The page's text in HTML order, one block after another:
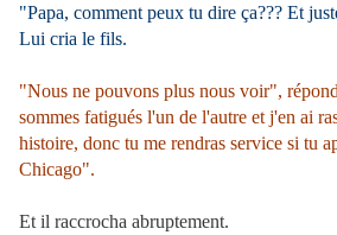
"Papa, comment peux tu dire ça??? Et
Lui cria le fils.
"Nous ne pouvons plus nous voir",
sommes fatigués l'un de l'autre et j'en ai
histoire, donc tu me rendras service si tu
Chicago".
Et il raccrocha abruptement.